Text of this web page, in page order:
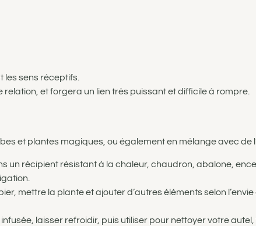
les sens réceptifs.
et forgera un lien très puissant et difficile à rompre.
et plantes magiques, ou également en mélange avec de
un récipient résistant à la chaleur, chaudron, abalone,
mettre la plante et ajouter d’autres éléments selon l’envie
laisser refroidir, puis utiliser pour nettoyer votre autel,